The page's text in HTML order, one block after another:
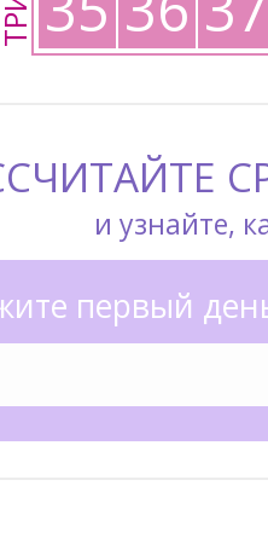
и узнайте,
первый